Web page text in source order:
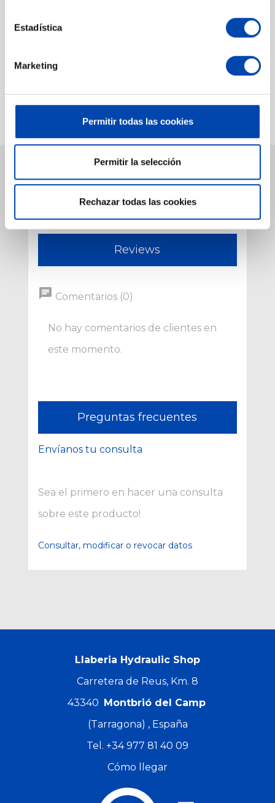
Estadística
Marketing
Permitir todas las cookies
Permitir la selección
Rechazar todas las cookies
Eldifusor Hunter PS Ultra 5 cm
automático en jardines, combinando
resistencia, precisión y facilidad de
Compartir
Reviews
chat Comentarios (0)
No hay comentarios de clientes en
este momento.
Preguntas frecuentes
Envíanos tu consulta
Sea el primero en hacer una consulta
sobre este producto!
Consultar, modificar o revocar datos
Llaberia Hydraulic Shop
Carretera de Reus, Km. 8
43340 Montbrió del Camp
(Tarragona) , España
Tel. +34 977 81 40 09
Cómo llegar